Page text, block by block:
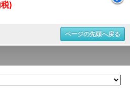
)
ページの先頭へ戻る